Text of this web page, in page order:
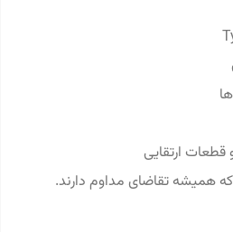
همیشه تقاضای مداوم دارند.